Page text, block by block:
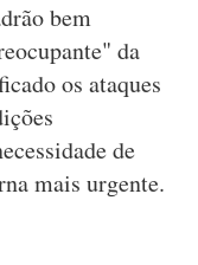
bem
da
os ataques
de
mais urgente.